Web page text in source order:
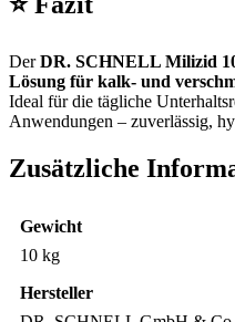
DerDR. SCHNELL Milizid
Lösung für kalk- und
Ideal für die tägliche
Anwendungen – zuverlässig,
Zusätzliche
Gewicht
10 kg
Hersteller